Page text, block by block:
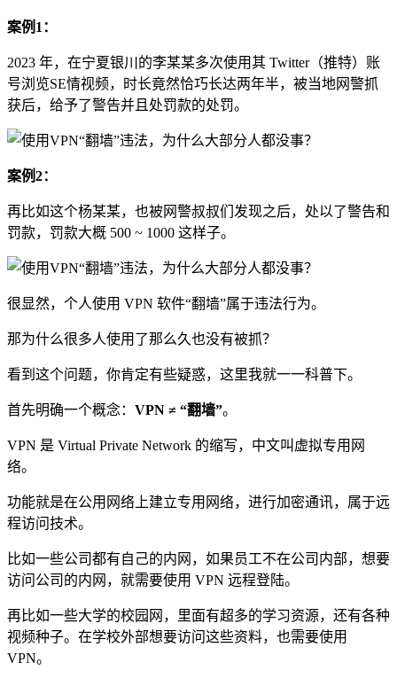
案例1：
2023 年，在宁夏银川的李某某多次使用其 Twitter（推特）账
号浏览SE情视频，时长竟然恰巧长达两年半，被当地网警抓
获后，给予了警告并且处罚款的处罚。
案例2：
再比如这个杨某某，也被网警叔叔们发现之后，处以了警告和
罚款，罚款大概 500 ~ 1000 这样子。
很显然，个人使用 VPN 软件“翻墙”属于违法行为。
那为什么很多人使用了那么久也没有被抓？
看到这个问题，你肯定有些疑惑，这里我就一一科普下。
首先明确一个概念： VPN ≠ “翻墙”。
VPN 是 Virtual Private Network 的缩写，中文叫虚拟专用网
络。
功能就是在公用网络上建立专用网络，进行加密通讯，属于远
程访问技术。
比如一些公司都有自己的内网，如果员工不在公司内部，想要
访问公司的内网，就需要使用 VPN 远程登陆。
再比如一些大学的校园网，里面有超多的学习资源，还有各种
视频种子。在学校外部想要访问这些资料，也需要使用
VPN。